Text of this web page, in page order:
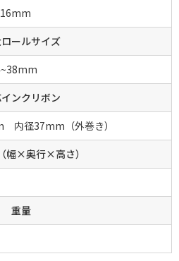
ールサイズ
ンクリボン
径37mm（外巻き）
幅×奥行×高さ）
重量